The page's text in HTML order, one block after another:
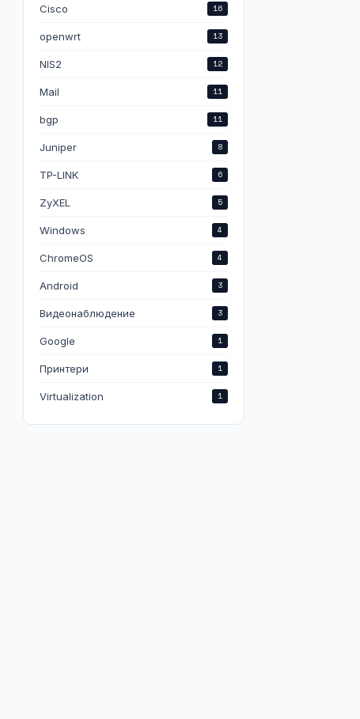
Cisco 16
openwrt 13
NIS2 12
Mail 11
bgp 11
Juniper 8
TP-LINK 6
ZyXEL 5
Windows 4
ChromeOS 4
Android 3
Видеонаблюдение 3
Google 1
Принтери 1
Virtualization 1